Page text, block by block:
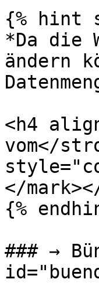
{% hint
*Da die
ändern
<h4
vom</
</
{%
### →